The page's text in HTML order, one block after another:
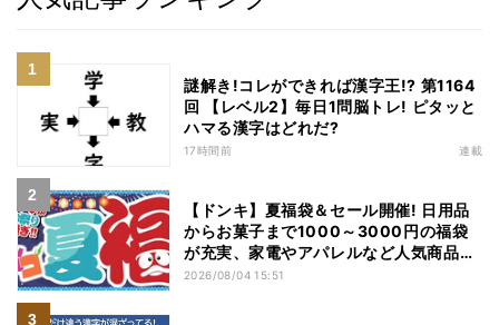
謎解き!コレができれば漢字王!? 第1164
回 【レベル2】毎日1問脳トレ! ピタッと
ハマる漢字はどれだ?
17時間前 連載
【ドンキ】夏福袋＆セール開催! 日用品
からお菓子まで1000～3000円の福袋
が充実、家電やアパレルなど人気商品も
特価
2026/08/04 15:51